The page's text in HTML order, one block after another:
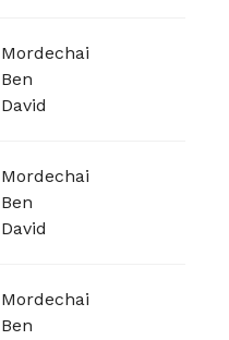
Mordechai
Ben
David
Mordechai
Ben
David
Mordechai
Ben